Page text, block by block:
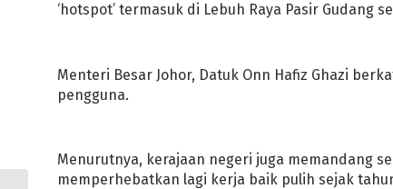
‘hotspot’ termasuk di Lebuh Raya Pasir Gudang
Menteri Besar Johor, Datuk Onn Hafiz Ghazi
pengguna.
Menurutnya, kerajaan negeri juga memandang
memperhebatkan lagi kerja baik pulih sejak